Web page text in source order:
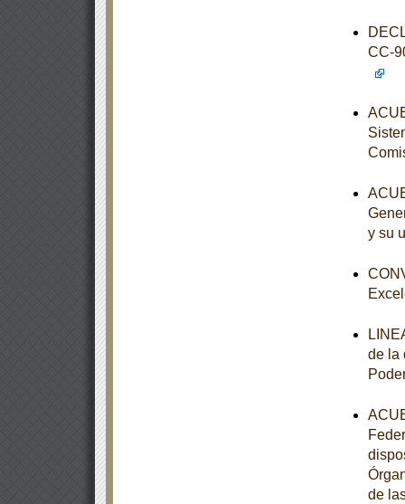
CC-
y su
de la
de